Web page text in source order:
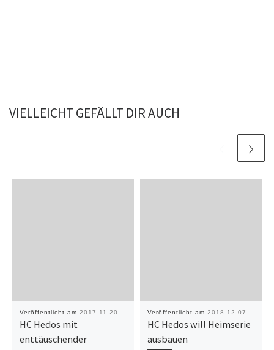
VIELLEICHT GEFÄLLT DIR AUCH
Veröffentlicht am 2017-11-20
HC Hedos mit
enttäuschender
Veröffentlicht am 2018-12-07
HC Hedos will Heimserie
ausbauen